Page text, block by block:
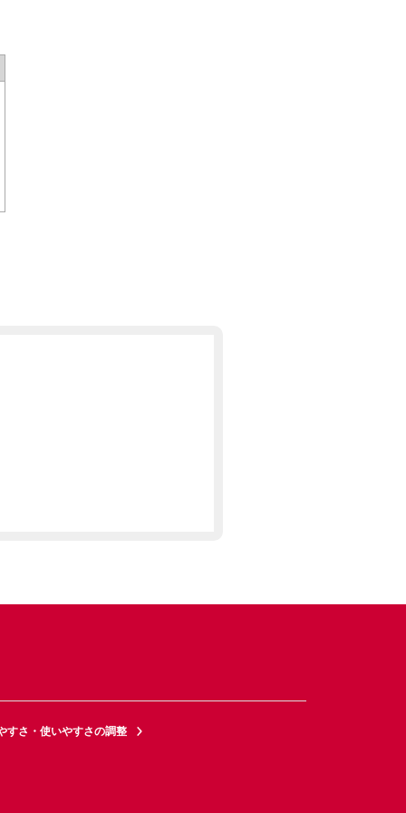
すさ・使いやすさの調整